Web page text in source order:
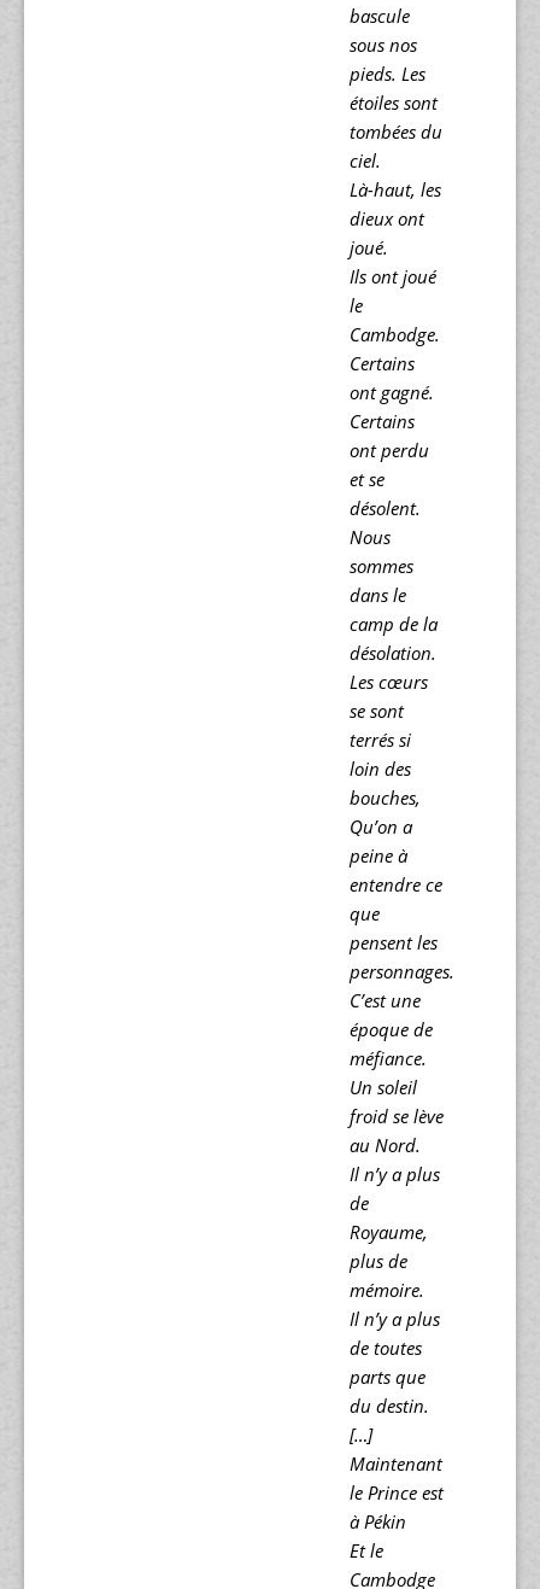
bascule
sous nos
pieds. Les
étoiles sont
tombées du
ciel.
Là-haut, les
dieux ont
joué.
Ils ont joué
le
Cambodge.
Certains
ont gagné.
Certains
ont perdu
et se
désolent.
Nous
sommes
dans le
camp de la
désolation.
Les cœurs
se sont
terrés si
loin des
bouches,
Qu’on a
peine à
entendre ce
que
pensent les
personnages.
C’est une
époque de
méfiance.
Un soleil
froid se lève
au Nord.
Il n’y a plus
de
Royaume,
plus de
mémoire.
Il n’y a plus
de toutes
parts que
du destin.
[…]
Maintenant
le Prince est
à Pékin
Et le
Cambodge